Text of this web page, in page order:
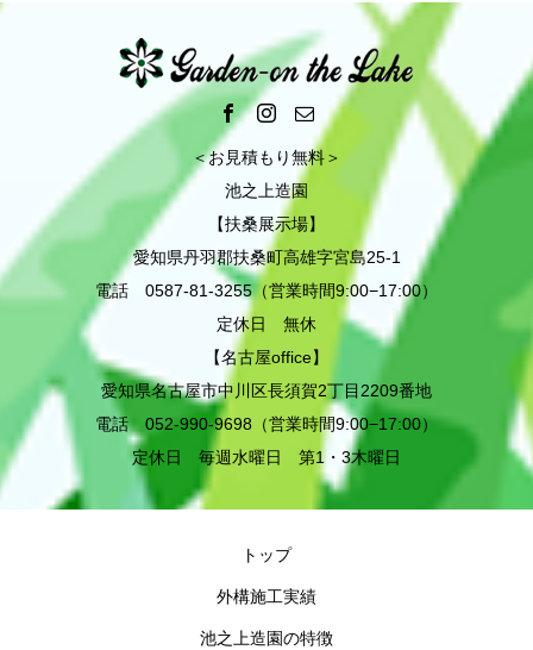
＜お見積もり無料＞
池之上造園
【扶桑展示場】
愛知県丹羽郡扶桑町高雄字宮島25-1
電話 0587-81-3255（営業時間9:00−17:00）
定休日 無休
【名古屋office】
愛知県名古屋市中川区長須賀2丁目2209番地
電話 052-990-9698（営業時間9:00−17:00）
定休日 毎週水曜日 第1・3木曜日
トップ
外構施工実績
池之上造園の特徴